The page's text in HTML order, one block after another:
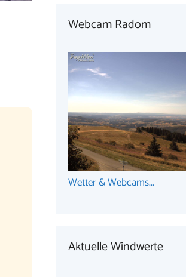
Webcam Radom
Wetter & Webcams...
Aktuelle Windwerte